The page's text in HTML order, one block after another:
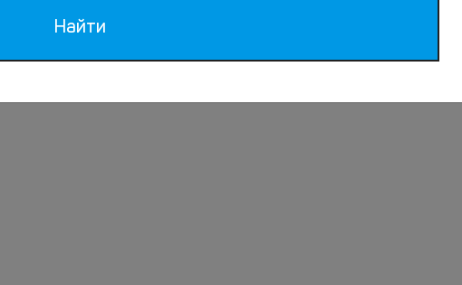
Найти